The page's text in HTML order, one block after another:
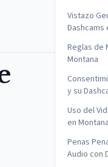
Vistazo
Dashcams
Reglas de
Montana
y su
Uso del
en Montana
Penas
Audio con